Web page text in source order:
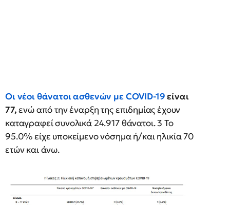
Οι νέοι θάνατοι ασθενών με COVID-19είναι
77,ενώ από την έναρξη της επιδημίας έχουν
καταγραφεί συνολικά 24.917 θάνατοι. 3 Το
95.0% είχε υποκείμενο νόσημα ή/και ηλικία 70
ετών και άνω.